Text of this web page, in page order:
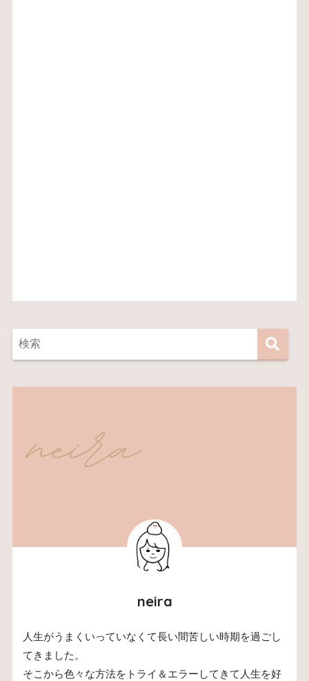
neira
人生がうまくいっていなくて長い間苦しい時期を過ごし
てきました。
そこから色々な方法をトライ＆エラーしてきて人生を好